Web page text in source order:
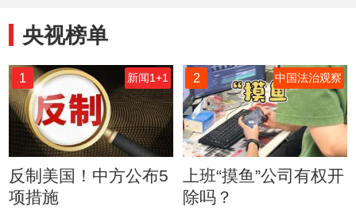
央视榜单
1 新闻1+1
反制美国！中方公布5
项措施
2 中国法治观察
上班“摸鱼”公司有权开
除吗？